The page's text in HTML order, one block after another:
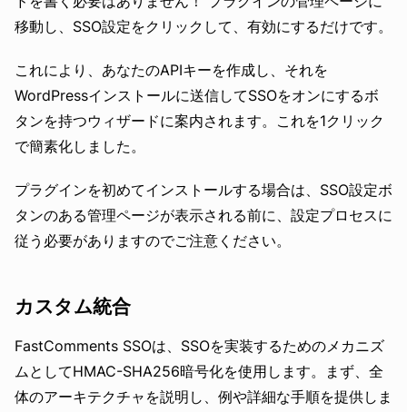
移動し、SSO設定をクリックして、有効にするだけです。
これにより、あなたのAPIキーを作成し、それを
WordPressインストールに送信してSSOをオンにするボ
タンを持つウィザードに案内されます。これを1クリック
で簡素化しました。
プラグインを初めてインストールする場合は、SSO設定ボ
タンのある管理ページが表示される前に、設定プロセスに
従う必要がありますのでご注意ください。
カスタム統合
FastComments SSOは、SSOを実装するためのメカニズ
ムとしてHMAC-SHA256暗号化を使用します。まず、全
体のアーキテクチャを説明し、例や詳細な手順を提供しま